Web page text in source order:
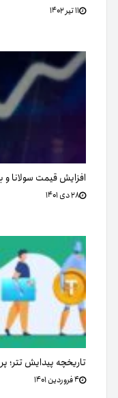
۱۱ تیر ۱۴۰۲
افزایش قیمت سولانا و
۲۸ دی ۱۴۰۱
تاریخچه پیدایش تتر؛
۴ فروردین ۱۴۰۱